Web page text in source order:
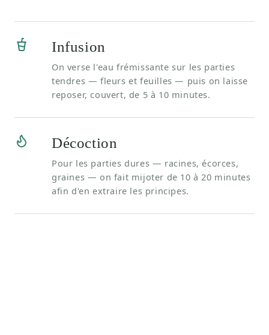
Infusion
On verse l'eau frémissante sur les parties
tendres — fleurs et feuilles — puis on laisse
reposer, couvert, de 5 à 10 minutes.
Décoction
Pour les parties dures — racines, écorces,
graines — on fait mijoter de 10 à 20 minutes
afin d'en extraire les principes.